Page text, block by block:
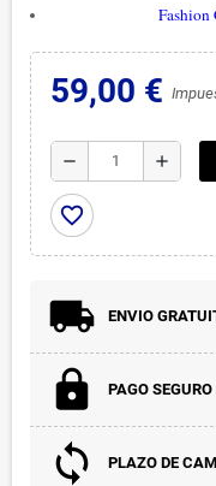
59,00 €
remove add
favorite_border
ENVIO
PAGO
PLAZO DE